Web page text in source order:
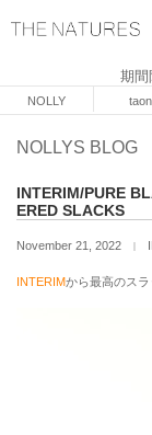
期間
NOLLY
NOLLYS BLOG
INTERIM/PURE
ERED SLACKS
November 21, 2022
INTERIMから最高のスラ